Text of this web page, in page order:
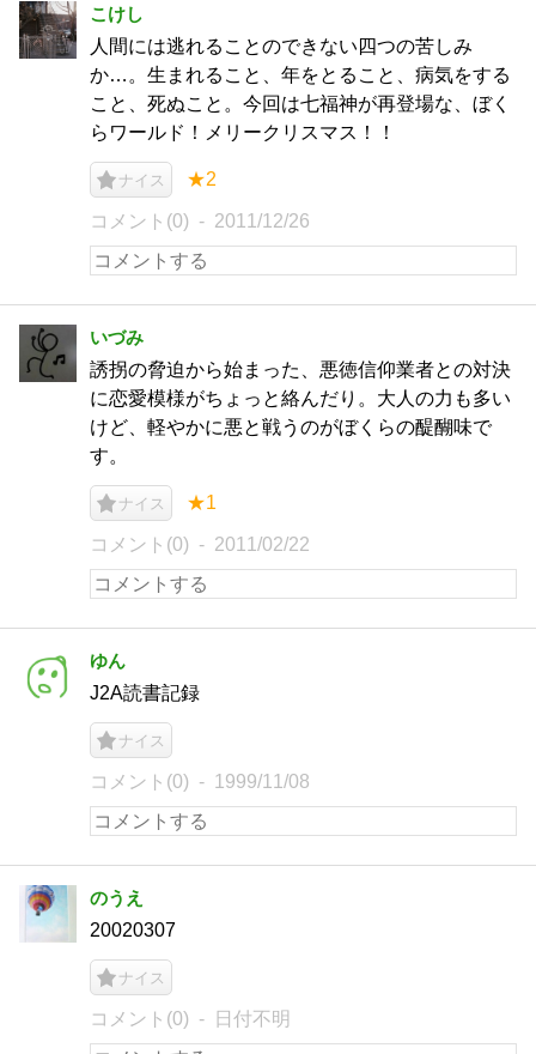
こけし
人間には逃れることのできない四つの苦しみ
か…。生まれること、年をとること、病気をする
こと、死ぬこと。今回は七福神が再登場な、ぼく
らワールド！メリークリスマス！！
ナイス ★2
コメント(0) 2011/12/26
いづみ
誘拐の脅迫から始まった、悪徳信仰業者との対決
に恋愛模様がちょっと絡んだり。大人の力も多い
けど、軽やかに悪と戦うのがぼくらの醍醐味で
す。
ナイス ★1
コメント(0) 2011/02/22
ゆん
J2A読書記録
ナイス
コメント(0) 1999/11/08
のうえ
20020307
ナイス
コメント(0) 日付不明